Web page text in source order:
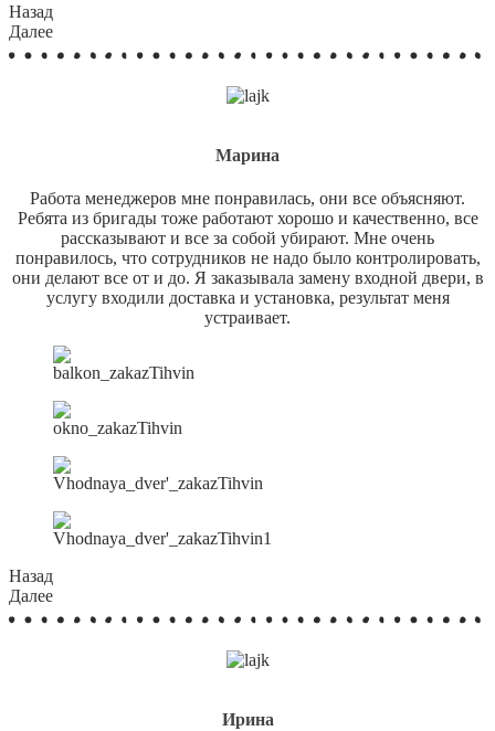
Назад
Далее
Марина
Работа менеджеров мне понравилась, они все объясняют.
Ребята из бригады тоже работают хорошо и качественно, все
рассказывают и все за собой убирают. Мне очень
понравилось, что сотрудников не надо было контролировать,
они делают все от и до. Я заказывала замену входной двери, в
услугу входили доставка и установка, результат меня
устраивает.
Назад
Далее
Ирина